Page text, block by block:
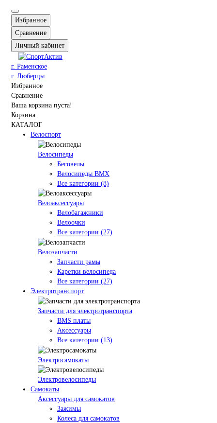
Избранное
Сравнение
Личный кабинет
г. Раменское
г. Люберцы
Избранное
Сравнение
Ваша корзина пуста!
Корзина
КАТАЛОГ
Велоспорт
Велосипеды
Беговелы
Велосипеды BMX
Все категории (8)
Велоаксессуары
Велобагажники
Велоочки
Все категории (27)
Велозапчасти
Запчасти рамы
Каретки велосипеда
Все категории (27)
Электротранспорт
Запчасти для электротранспорта
BMS платы
Аксессуары
Все категории (13)
Электросамокаты
Электровелосипеды
Самокаты
Аксессуары для самокатов
Зажимы
Колеса для самокатов